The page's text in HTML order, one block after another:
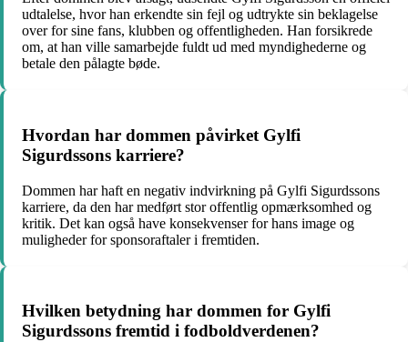
udtalelse, hvor han erkendte sin fejl og udtrykte sin beklagelse
over for sine fans, klubben og offentligheden. Han forsikrede
om, at han ville samarbejde fuldt ud med myndighederne og
betale den pålagte bøde.
Hvordan har dommen påvirket Gylfi
Sigurdssons karriere?
Dommen har haft en negativ indvirkning på Gylfi Sigurdssons
karriere, da den har medført stor offentlig opmærksomhed og
kritik. Det kan også have konsekvenser for hans image og
muligheder for sponsoraftaler i fremtiden.
Hvilken betydning har dommen for Gylfi
Sigurdssons fremtid i fodboldverdenen?